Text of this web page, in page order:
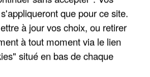
A TOUS LE TRAC"que pour ce site.
à jour vos choix, ou retirer
à tout moment via le lien
situé en bas de chaque